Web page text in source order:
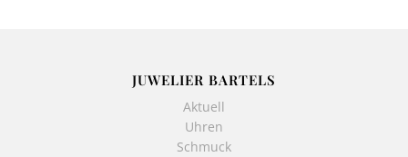
JUWELIER BARTELS
Aktuell
Uhren
Schmuck